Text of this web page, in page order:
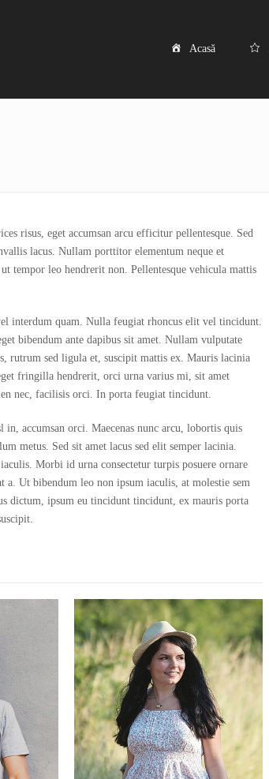
Acasă
risus, eget accumsan arcu efficitur pellentesque. Sed
lacus. Nullam porttitor elementum neque et
tempor leo hendrerit non. Pellentesque vehicula mattis
interdum quam. Nulla feugiat rhoncus elit vel tincidunt.
bibendum ante dapibus sit amet. Nullam vulputate
rutrum sed ligula et, suscipit mattis ex. Mauris lacinia
fringilla hendrerit, orci urna varius mi, sit amet
nec, facilisis orci. In porta feugiat tincidunt.
accumsan orci. Maecenas nunc arcu, lobortis quis
metus. Sed sit amet lacus sed elit semper lacinia.
Morbi id urna consectetur turpis posuere ornare
a. Ut bibendum leo non ipsum iaculis, at molestie sem
dictum, ipsum eu tincidunt tincidunt, ex mauris porta